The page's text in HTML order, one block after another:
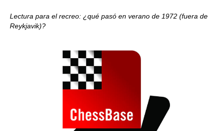
Lectura para el recreo: ¿qué pasó en verano de 1972 (fuera de
Reykjavik)?